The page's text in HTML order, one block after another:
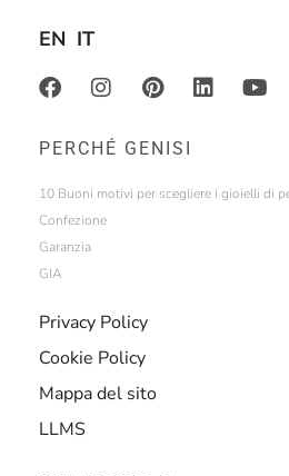
EN IT
PERCHÉ GENISI
10 Buoni motivi per scegliere i gioielli di
Confezione
Garanzia
GIA
Privacy Policy
Cookie Policy
Mappa del sito
LLMS